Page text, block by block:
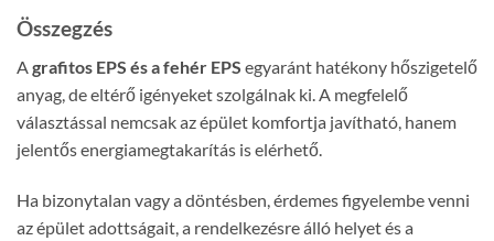
Összegzés
Agrafitos EPS és a fehér EPS egyaránt hatékony hőszigetelő
anyag, de eltérő igényeket szolgálnak ki. A megfelelő
választással nemcsak az épület komfortja javítható, hanem
jelentős energiamegtakarítás is elérhető.
Ha bizonytalan vagy a döntésben, érdemes figyelembe venni
az épület adottságait, a rendelkezésre álló helyet és a